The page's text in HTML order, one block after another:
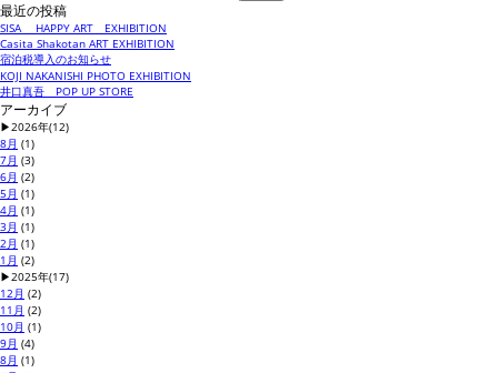
最近の投稿
SISA HAPPY ART EXHIBITION
Casita Shakotan ART EXHIBITION
宿泊税導入のお知らせ
KOJI NAKANISHI PHOTO EXHIBITION
井口真吾 POP UP STORE
アーカイブ
▶2026年(12)
8月 (1)
7月 (3)
6月 (2)
5月 (1)
4月 (1)
3月 (1)
2月 (1)
1月 (2)
▶2025年(17)
12月 (2)
11月 (2)
10月 (1)
9月 (4)
8月 (1)